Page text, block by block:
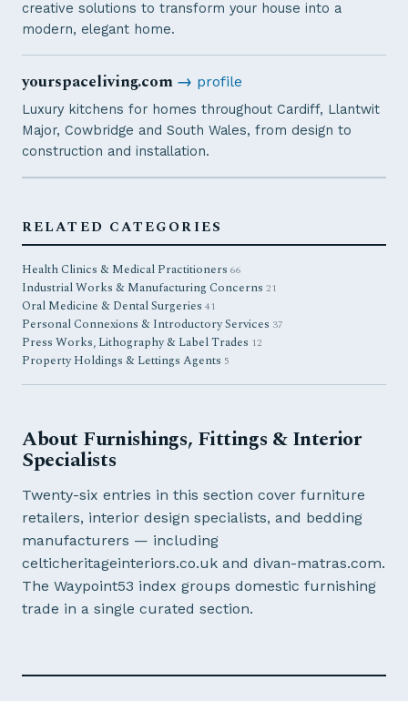
creative solutions to transform your house into a
modern, elegant home.
yourspaceliving.com→ profile
Luxury kitchens for homes throughout Cardiff, Llantwit
Major, Cowbridge and South Wales, from design to
construction and installation.
RELATED CATEGORIES
Health Clinics & Medical Practitioners 66
Industrial Works & Manufacturing Concerns 21
Oral Medicine & Dental Surgeries 41
Personal Connexions & Introductory Services 37
Press Works, Lithography & Label Trades 12
Property Holdings & Lettings Agents 5
About Furnishings, Fittings & Interior
Specialists
Twenty-six entries in this section cover furniture
retailers, interior design specialists, and bedding
manufacturers — including
celticheritageinteriors.co.uk and divan-matras.com.
The Waypoint53 index groups domestic furnishing
trade in a single curated section.